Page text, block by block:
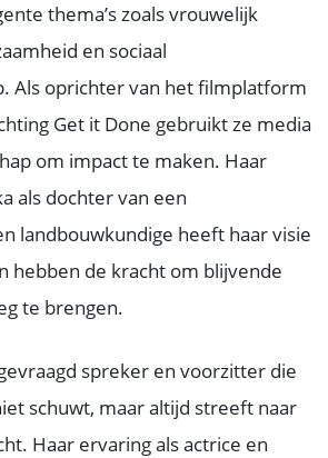
thema’s zoals vrouwelijk
en sociaal
Als oprichter van het filmplatform
Get it Done gebruikt ze media
om impact te maken. Haar
als dochter van een
landbouwkundige heeft haar visie
hebben de kracht om blijvende
te brengen.
spreker en voorzitter die
schuwt, maar altijd streeft naar
Haar ervaring als actrice en